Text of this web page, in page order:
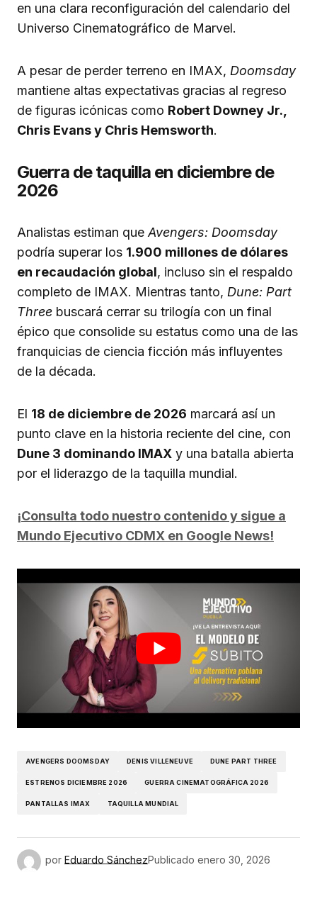
en una clara reconfiguración del calendario del
Universo Cinematográfico de Marvel.
A pesar de perder terreno en IMAX, Doomsday
mantiene altas expectativas gracias al regreso
de figuras icónicas como Robert Downey Jr.,
Chris Evans y Chris Hemsworth.
Guerra de taquilla en diciembre de
2026
Analistas estiman que Avengers: Doomsday
podría superar los 1.900 millones de dólares
en recaudación global, incluso sin el respaldo
completo de IMAX. Mientras tanto, Dune: Part
Three buscará cerrar su trilogía con un final
épico que consolide su estatus como una de las
franquicias de ciencia ficción más influyentes
de la década.
El 18 de diciembre de 2026 marcará así un
punto clave en la historia reciente del cine, con
Dune 3 dominando IMAX y una batalla abierta
por el liderazgo de la taquilla mundial.
¡Consulta todo nuestro contenido y sigue a
Mundo Ejecutivo CDMX en Google News!
AVENGERS DOOMSDAY DENIS VILLENEUVE DUNE PART THREE
ESTRENOS DICIEMBRE 2026 GUERRA CINEMATOGRÁFICA 2026
PANTALLAS IMAX TAQUILLA MUNDIAL
por Eduardo SánchezPublicado enero 30, 2026